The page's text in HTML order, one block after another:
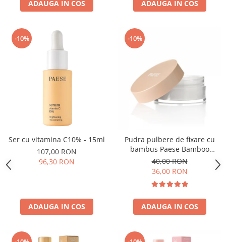
ADAUGA IN COS ADAUGA IN COS
-10%
Ser cu vitamina C10% - 15ml
107,00 RON
96,30 RON
ADAUGA IN COS
-10%
Pudra pulbere de fixare cu
bambus Paese Bamboo
Powder - 5g
40,00 RON
36,00 RON
ADAUGA IN COS